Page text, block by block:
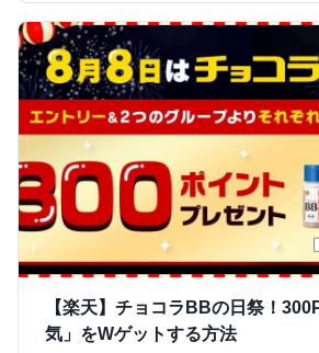
【楽天】チョコラBBの日祭！
気」をWゲットする方法